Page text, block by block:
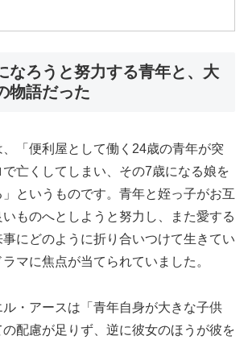
なろうと努力する青年と、大
物語だった
「便利屋として働く24歳の青年が突
亡くしてしまい、その7歳になる娘を
というものです。青年と姪っ子がお互
ものへとしようと努力し、また愛する
事にどのように折り合いつけて生きてい
マに焦点が当てられていました。
・アースは「青年自身が大きな子供
配慮が足りず、逆に彼女のほうが彼を